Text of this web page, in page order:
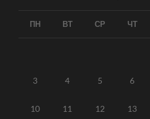
ПН ВТ СР ЧТ
3 4 5 6
10 11 12 13